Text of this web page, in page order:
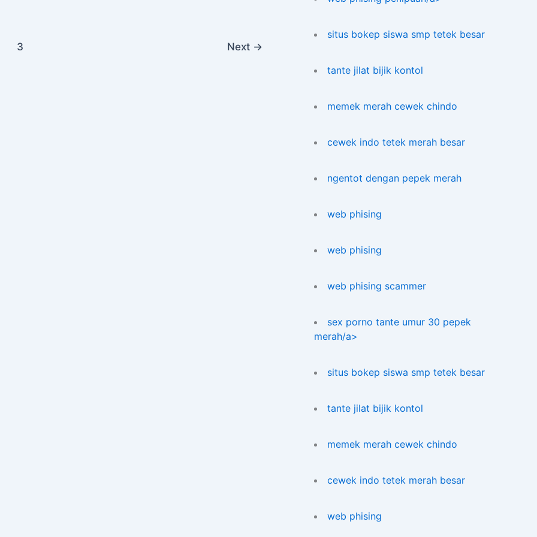
3 Next →
situs bokep siswa smp tetek besar
tante jilat bijik kontol
memek merah cewek chindo
cewek indo tetek merah besar
ngentot dengan pepek merah
web phising
web phising
web phising scammer
sex porno tante umur 30 pepek
merah/a>
situs bokep siswa smp tetek besar
tante jilat bijik kontol
memek merah cewek chindo
cewek indo tetek merah besar
web phising